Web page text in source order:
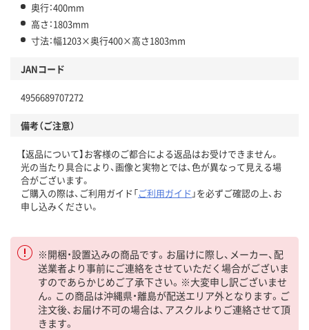
奥行：400mm
高さ：1803mm
寸法：幅1203×奥行400×高さ1803mm
JANコード
4956689707272
備考（ご注意）
【返品について】お客様のご都合による返品はお受けできません。
光の当たり具合により、画像と実物とでは、色が異なって見える場
合がございます。
ご購入の際は、ご利用ガイド「ご利用ガイド 」を必ずご確認の上、お
申し込みください。
※開梱・設置込みの商品です。お届けに際し、メーカー、配
送業者より事前にご連絡をさせていただく場合がございま
すのであらかじめご了承下さい。※大変申し訳ございませ
ん。この商品は沖縄県・離島が配送エリア外となります。ご
注文後、お届け不可の場合は、アスクルよりご連絡させて頂
きます。